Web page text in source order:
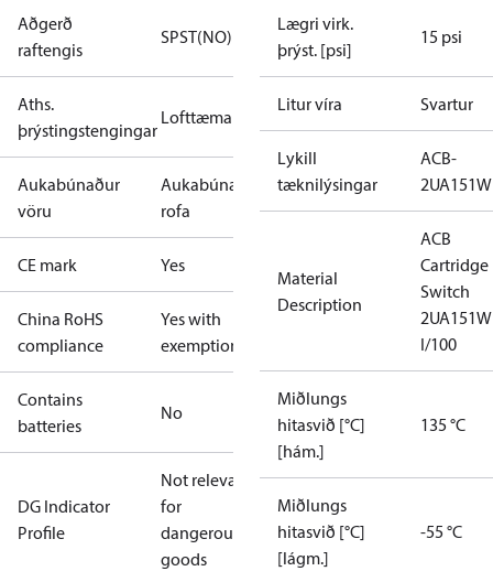
Aðgerð
raftengis
SPST(NO)
Aths.
þrýstingstengingar
Lofttæmari
Aukabúnaður
vöru
Aukabúnaður
rofa
CE mark Yes
China RoHS
compliance
Yes with
exemptions
Contains
batteries
No
DG Indicator
Profile
Not relevant
for
dangerous
goods
Lægri virk.
þrýst. [psi]
15 psi
Litur víra Svartur
Lykill
tæknilýsingar
ACB-
2UA151W
Material
Description
ACB
Cartridge
Switch
2UA151W
I/100
Miðlungs
hitasvið [°C]
[hám.]
135 °C
Miðlungs
hitasvið [°C]
[lágm.]
-55 °C